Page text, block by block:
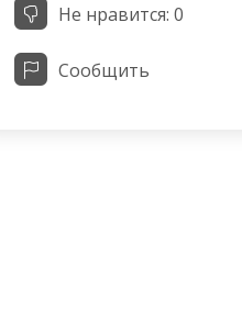
Не нравится: 0
Сообщить